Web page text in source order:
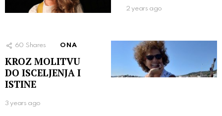
2 years ago
60 Shares ONA
KROZ MOLITVU
DO ISCELJENJA I
ISTINE
3 years ago